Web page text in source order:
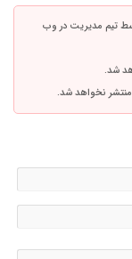
تیم مدیریت در وب
شد.
منتشر نخواهد شد.